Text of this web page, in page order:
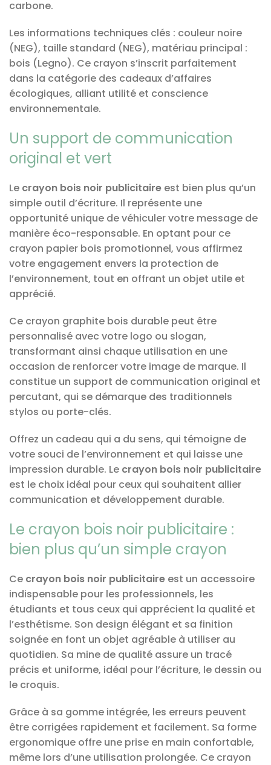
carbone.
Les informations techniques clés : couleur noire
(NEG), taille standard (NEG), matériau principal :
bois (Legno). Ce crayon s’inscrit parfaitement
dans la catégorie des cadeaux d’affaires
écologiques, alliant utilité et conscience
environnementale.
Un support de communication
original et vert
Le crayon bois noir publicitaire est bien plus qu’un
simple outil d’écriture. Il représente une
opportunité unique de véhiculer votre message de
manière éco-responsable. En optant pour ce
crayon papier bois promotionnel, vous affirmez
votre engagement envers la protection de
l’environnement, tout en offrant un objet utile et
apprécié.
Ce crayon graphite bois durable peut être
personnalisé avec votre logo ou slogan,
transformant ainsi chaque utilisation en une
occasion de renforcer votre image de marque. Il
constitue un support de communication original et
percutant, qui se démarque des traditionnels
stylos ou porte-clés.
Offrez un cadeau qui a du sens, qui témoigne de
votre souci de l’environnement et qui laisse une
impression durable. Le crayon bois noir publicitaire
est le choix idéal pour ceux qui souhaitent allier
communication et développement durable.
Le crayon bois noir publicitaire :
bien plus qu’un simple crayon
Ce crayon bois noir publicitaire est un accessoire
indispensable pour les professionnels, les
étudiants et tous ceux qui apprécient la qualité et
l’esthétisme. Son design élégant et sa finition
soignée en font un objet agréable à utiliser au
quotidien. Sa mine de qualité assure un tracé
précis et uniforme, idéal pour l’écriture, le dessin ou
le croquis.
Grâce à sa gomme intégrée, les erreurs peuvent
être corrigées rapidement et facilement. Sa forme
ergonomique offre une prise en main confortable,
même lors d’une utilisation prolongée. Ce crayon